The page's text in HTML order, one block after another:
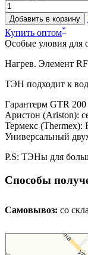
Добавить в корзину
Купить оптом*
Особые уловия для
Нагрев. Элемент
ТЭН подходит к
Гарантерм GTR
Аристон (Ariston):
Термекс
Универсальный
P.S: ТЭНы для
Способы
Самовывоз: cо